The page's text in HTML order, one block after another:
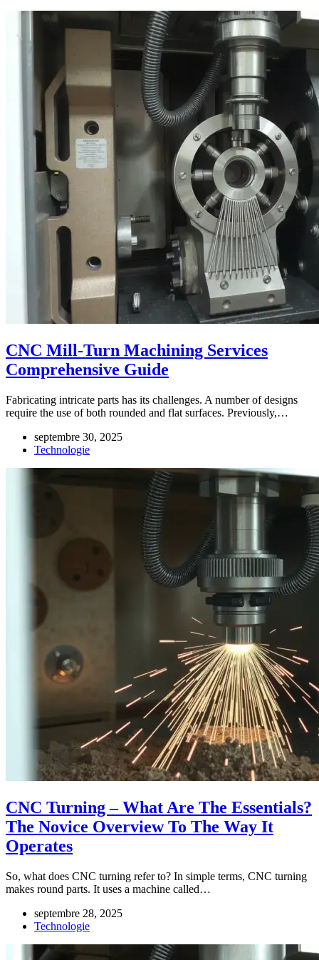
CNC Mill-Turn Machining Services
Comprehensive Guide
Fabricating intricate parts has its challenges. A number of designs
require the use of both rounded and flat surfaces. Previously,…
septembre 30, 2025
Technologie
CNC Turning – What Are The Essentials?
The Novice Overview To The Way It
Operates
So, what does CNC turning refer to? In simple terms, CNC turning
makes round parts. It uses a machine called…
septembre 28, 2025
Technologie